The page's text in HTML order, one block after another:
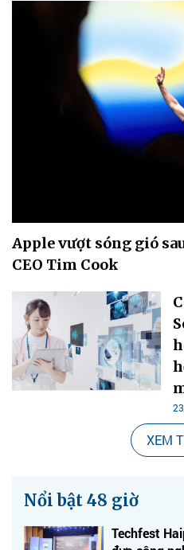
Apple vượt sóng gió
CEO Tim Cook
XEM
Nổi bật 48 giờ
Techfest